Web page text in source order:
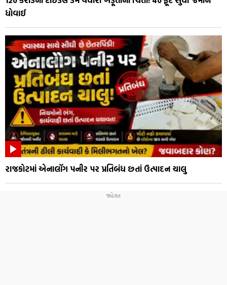
ધોવાઈ
રાજકોટમાં એનાલૉગ પનીર પર પ્રતિબંધ છતાં ઉત્પાદન ચાલુ